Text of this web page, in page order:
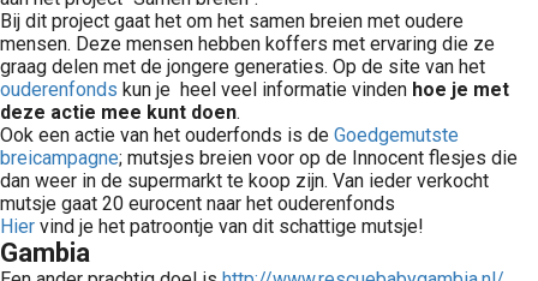
Bij dit project gaat het om het samen breien met oudere
mensen. Deze mensen hebben koffers met ervaring die ze
graag delen met de jongere generaties. Op de site van het
ouderenfonds kun je heel veel informatie vinden hoe je met
deze actie mee kunt doen.
Ook een actie van het ouderfonds is de Goedgemutste
breicampagne; mutsjes breien voor op de Innocent flesjes die
dan weer in de supermarkt te koop zijn. Van ieder verkocht
mutsje gaat 20 eurocent naar het ouderenfonds
Hier vind je het patroontje van dit schattige mutsje!
Gambia